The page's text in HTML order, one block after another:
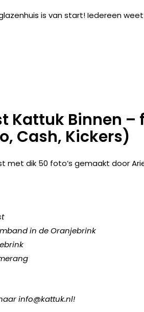
is van start! Iedereen weet
Kattuk Binnen –
Cash, Kickers)
met dik 50 foto’s gemaakt door
in de Oranjebrink
info@kattuk.nl!